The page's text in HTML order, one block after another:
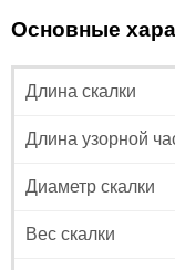
Основные
Длина скалки
Длина узорной
Диаметр скалки
Вес скалки